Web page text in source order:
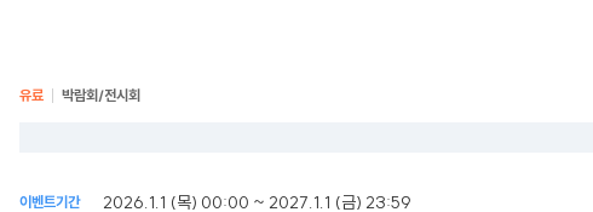
유료 박람회/전시회
이벤트기간 2026.1.1 (목) 00:00 ~ 2027.1.1 (금) 23:59